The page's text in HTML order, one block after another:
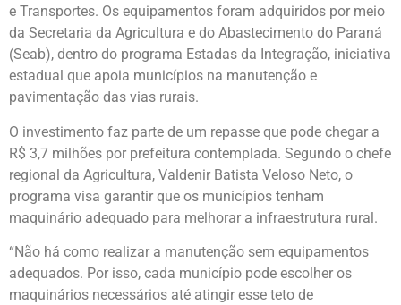
e Transportes. Os equipamentos foram adquiridos por meio
da Secretaria da Agricultura e do Abastecimento do Paraná
(Seab), dentro do programa Estadas da Integração, iniciativa
estadual que apoia municípios na manutenção e
pavimentação das vias rurais.
O investimento faz parte de um repasse que pode chegar a
R$ 3,7 milhões por prefeitura contemplada. Segundo o chefe
regional da Agricultura, Valdenir Batista Veloso Neto, o
programa visa garantir que os municípios tenham
maquinário adequado para melhorar a infraestrutura rural.
“Não há como realizar a manutenção sem equipamentos
adequados. Por isso, cada município pode escolher os
maquinários necessários até atingir esse teto de